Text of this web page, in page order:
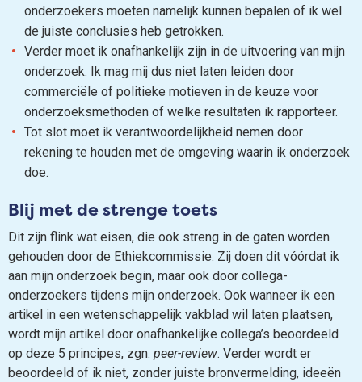
onderzoekers moeten namelijk kunnen bepalen of ik wel
de juiste conclusies heb getrokken.
Verder moet ik onafhankelijk zijn in de uitvoering van mijn
onderzoek. Ik mag mij dus niet laten leiden door
commerciële of politieke motieven in de keuze voor
onderzoeksmethoden of welke resultaten ik rapporteer.
Tot slot moet ik verantwoordelijkheid nemen door
rekening te houden met de omgeving waarin ik onderzoek
doe.
Blij met de strenge toets
Dit zijn flink wat eisen, die ook streng in de gaten worden
gehouden door de Ethiekcommissie. Zij doen dit vóórdat ik
aan mijn onderzoek begin, maar ook door collega-
onderzoekers tijdens mijn onderzoek. Ook wanneer ik een
artikel in een wetenschappelijk vakblad wil laten plaatsen,
wordt mijn artikel door onafhankelijke collega’s beoordeeld
op deze 5 principes, zgn. peer-review. Verder wordt er
beoordeeld of ik niet, zonder juiste bronvermelding, ideeën